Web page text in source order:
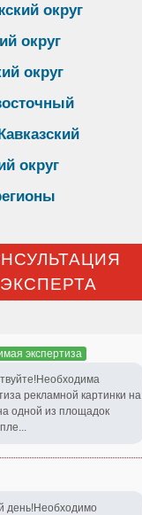
округ
округ
округ
округ
ЭКСПЕРТА
экспертиза
рекламной картинки на
одной из площадок
день!Необходимо